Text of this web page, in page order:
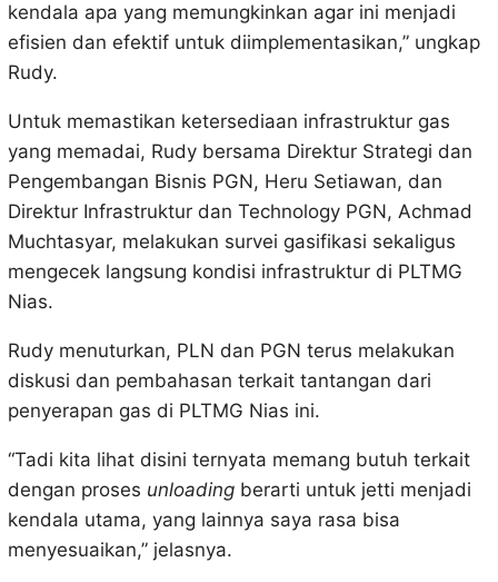
kendala apa yang memungkinkan agar ini menjadi
efisien dan efektif untuk diimplementasikan,” ungkap
Rudy.
Untuk memastikan ketersediaan infrastruktur gas
yang memadai, Rudy bersama Direktur Strategi dan
Pengembangan Bisnis PGN, Heru Setiawan, dan
Direktur Infrastruktur dan Technology PGN, Achmad
Muchtasyar, melakukan survei gasifikasi sekaligus
mengecek langsung kondisi infrastruktur di PLTMG
Nias.
Rudy menuturkan, PLN dan PGN terus melakukan
diskusi dan pembahasan terkait tantangan dari
penyerapan gas di PLTMG Nias ini.
“Tadi kita lihat disini ternyata memang butuh terkait
dengan proses unloadingberarti untuk jetti menjadi
kendala utama, yang lainnya saya rasa bisa
menyesuaikan,” jelasnya.